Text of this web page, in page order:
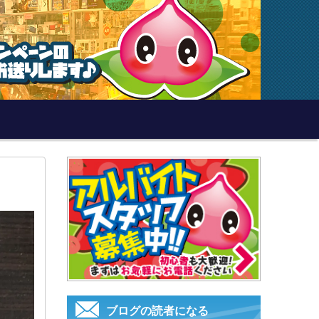
ブログの読者になる